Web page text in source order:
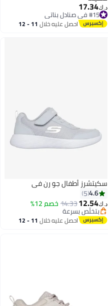
د.ك‏17.34
#15 في صنادل بناتي
#15 في صنادل بناتي احصل عليه خلال 11 - 12
3
سكيتشرز أطفال جو رن في
4.6
5
د.ك‏12.54
14.33خصم 12%
بتخلّص بسرعة
بتخلّص بسرعةاحصل عليه خلال 11 - 12